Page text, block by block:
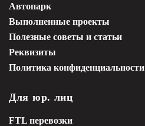
Автопарк
Выполненные проекты
Полезные советы и статьи
Реквизиты
Политика конфиденциальности
Для юр. лиц
FTL перевозки